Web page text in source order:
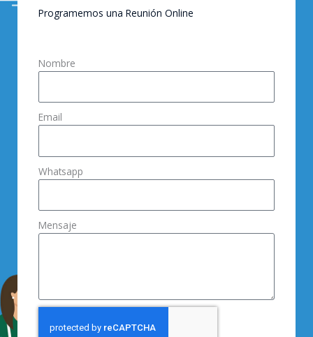
Programemos una Reunión Online
Nombre
Email
Whatsapp
Mensaje